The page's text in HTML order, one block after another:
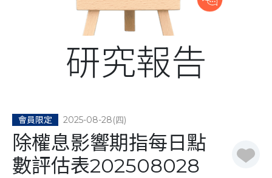
研究報告
會員限定 2025-08-28(四)
除權息影響期指每日點
數評估表202508028